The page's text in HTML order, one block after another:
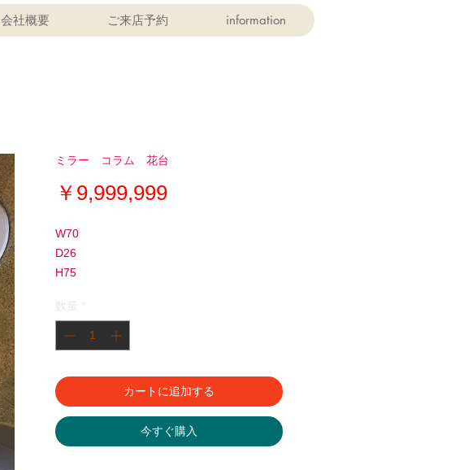
会社概要 ご来店予約 information
ミラー コラム 花台
￥9,999,999価
W70
D26
H75
カートに追加する
今すぐ購入